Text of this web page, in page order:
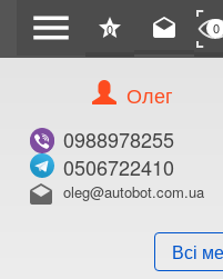
menu star
0 drafts 0
Олег
0988978255
0506722410
drafts oleg@autobot.com.ua
Всі